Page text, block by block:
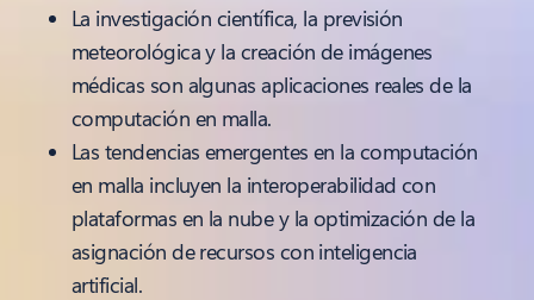
La investigación científica, la previsión
meteorológica y la creación de imágenes
médicas son algunas aplicaciones reales de la
computación en malla.
Las tendencias emergentes en la computación
en malla incluyen la interoperabilidad con
plataformas en la nube y la optimización de la
asignación de recursos con inteligencia
artificial.